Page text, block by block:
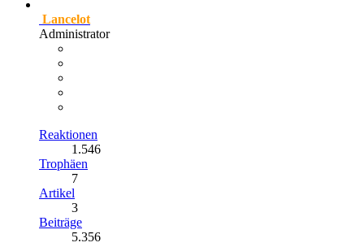
Lancelot
Administrator
Reaktionen
1.546
Trophäen
7
Artikel
3
Beiträge
5.356